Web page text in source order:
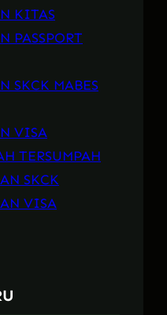
KITAS
PASSPORT
SKCK MABES
VISA
TERSUMPAH
SKCK
VISA